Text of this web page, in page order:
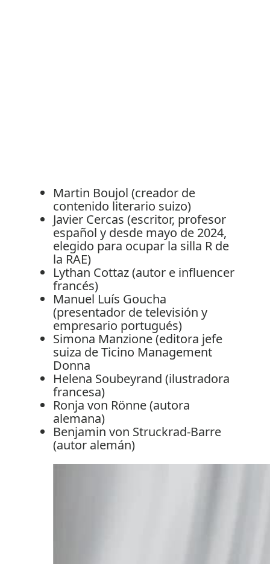
Martin Boujol (creador de
contenido literario suizo)
Javier Cercas (escritor, profesor
español y desde mayo de 2024,
elegido para ocupar la silla R de
la RAE)
Lythan Cottaz (autor e influencer
francés)
Manuel Luís Goucha
(presentador de televisión y
empresario portugués)
Simona Manzione (editora jefe
suiza de Ticino Management
Donna
Helena Soubeyrand (ilustradora
francesa)
Ronja von Rönne (autora
alemana)
Benjamin von Struckrad-Barre
(autor alemán)